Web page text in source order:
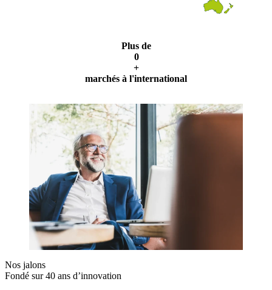
Plus de
0
+
marchés à l'international
Nos jalons
Fondé sur 40 ans d’innovation